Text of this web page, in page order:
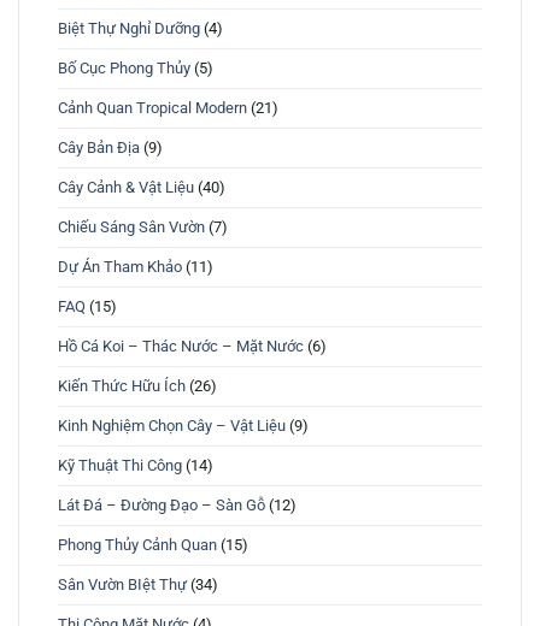
Biệt Thự Nghỉ Dưỡng (4)
Bố Cục Phong Thủy (5)
Cảnh Quan Tropical Modern (21)
Cây Bản Địa (9)
Cây Cảnh & Vật Liệu (40)
Chiếu Sáng Sân Vườn (7)
Dự Án Tham Khảo (11)
FAQ (15)
Hồ Cá Koi – Thác Nước – Mặt Nước (6)
Kiến Thức Hữu Ích (26)
Kinh Nghiệm Chọn Cây – Vật Liệu (9)
Kỹ Thuật Thi Công (14)
Lát Đá – Đường Đạo – Sàn Gỗ (12)
Phong Thủy Cảnh Quan (15)
Sân Vườn BIệt Thự(34)